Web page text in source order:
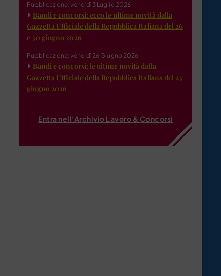
Pubblicazione: venerdì 3 Luglio 2026
Bandi e concorsi: ecco le ultime novità dalla
Gazzetta Ufficiale della Repubblica Italiana del 26
e 30 giugno 2026
Pubblicazione: venerdì 26 Giugno 2026
Bandi e concorsi: le ultime novità dalla
Gazzetta Ufficiale della Repubblica Italiana del 23
giugno 2026
Entra nell'Archivio Lavoro & Concorsi